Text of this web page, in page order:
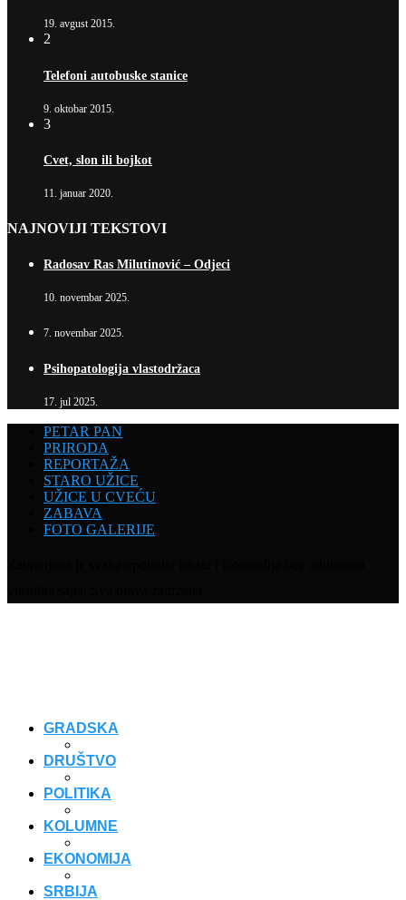
19. avgust 2015.
2
Telefoni autobuske stanice
9. oktobar 2015.
3
Cvet, slon ili bojkot
11. januar 2020.
NAJNOVIJI TEKSTOVI
Radosav Ras Milutinović – Odjeci
10. novembar 2025.
7. novembar 2025.
Psihopatologija vlastodržaca
17. jul 2025.
PETAR PAN
PRIRODA
REPORTAŽA
STARO UŽICE
UŽICE U CVEĆU
ZABAVA
FOTO GALERIJE
GRADSKA
DRUŠTVO
POLITIKA
KOLUMNE
EKONOMIJA
SRBIJA